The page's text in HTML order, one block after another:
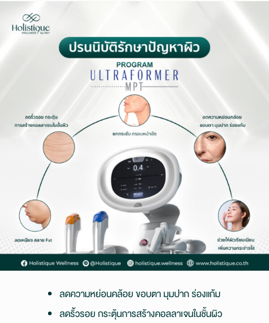
ลดความหย่อนคล้อย ขอบตา มุมปาก ร่องแก้ม
ลดริ้วรอย กระตุ้นการสร้างคอลลาเจนในชั้นผิว